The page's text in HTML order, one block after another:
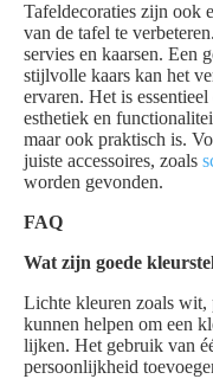
Tafeldecoraties zijn ook
van de tafel te
servies en kaarsen. Een
stijlvolle kaars kan het
ervaren. Het is
esthetiek en
maar ook praktisch is.
juiste accessoires, zoals
worden gevonden.
FAQ
Wat zijn goede
Lichte kleuren zoals wit,
kunnen helpen om een
lijken. Het gebruik van
persoonlijkheid